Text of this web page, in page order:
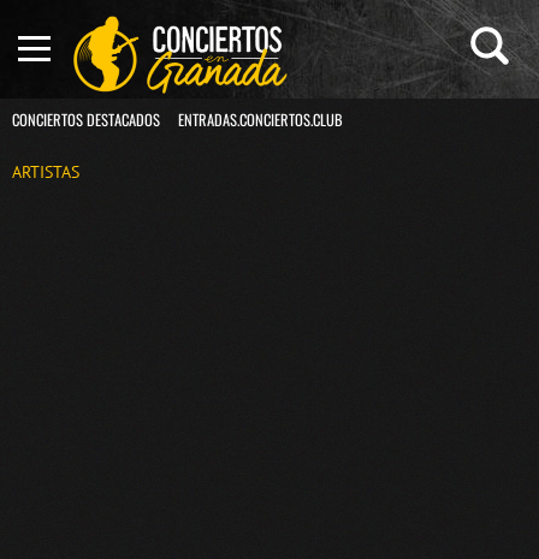
CONCIERTOS DESTACADOS ENTRADAS.CONCIERTOS.CLUB
ARTISTAS